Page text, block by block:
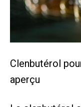
Clenbutérol
aperçu